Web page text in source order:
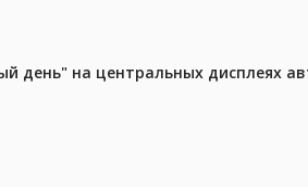
день" на центральных дисплеях